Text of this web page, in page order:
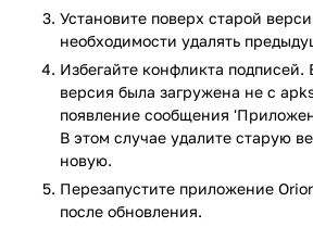
офлайн режиме и полная
режиме, а также множество других
У программы есть интересная
озвучивания текста страниц. Также
включения плавающих окон, что
браузером параллельно с другими
этого у него есть возможность
информации, это стало возможно с
Установите поверх старой
необходимости удалять
Избегайте конфликта
версия была загружена не с
появление сообщения
В этом случае удалите старую
новую.
Перезапустите приложениe
после обновления.